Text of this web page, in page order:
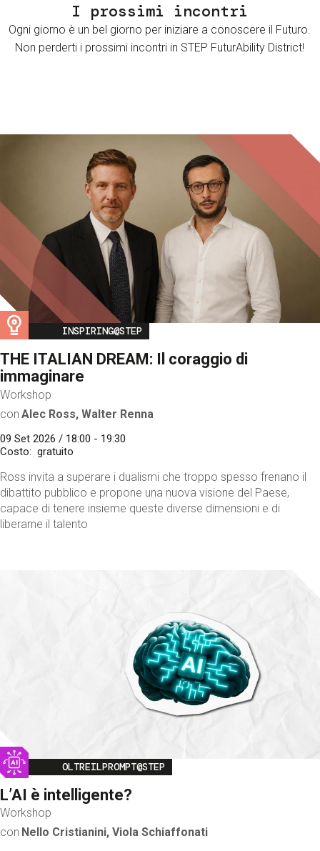
I prossimi incontri
Ogni giorno è un bel giorno per iniziare a conoscere il Futuro.
Non perderti i prossimi incontri in STEP FuturAbility District!
Image
INSPIRING@STEP
THE ITALIAN DREAM: Il coraggio di
immaginare
Workshop
con Alec Ross, Walter Renna
09 Set 2026 / 18:00 - 19:30
Costo
gratuito
Ross invita a superare i dualismi che troppo spesso frenano il
dibattito pubblico e propone una nuova visione del Paese,
capace di tenere insieme queste diverse dimensioni e di
liberarne il talento
Image
OLTREILPROMPT@STEP
L’AI è intelligente?
Workshop
con Nello Cristianini, Viola Schiaffonati